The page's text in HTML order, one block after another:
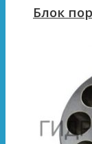
Блок